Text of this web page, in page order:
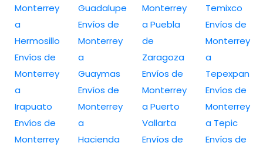
Monterrey
a
Hermosillo
Envíos de
Monterrey
a
Irapuato
Envíos de
Monterrey
Guadalupe
Envíos de
Monterrey
a
Guaymas
Envíos de
Monterrey
a
Hacienda
Monterrey
a Puebla
de
Zaragoza
Envíos de
Monterrey
a Puerto
Vallarta
Envíos de
Temixco
Envíos de
Monterrey
a
Tepexpan
Envíos de
Monterrey
a Tepic
Envíos de